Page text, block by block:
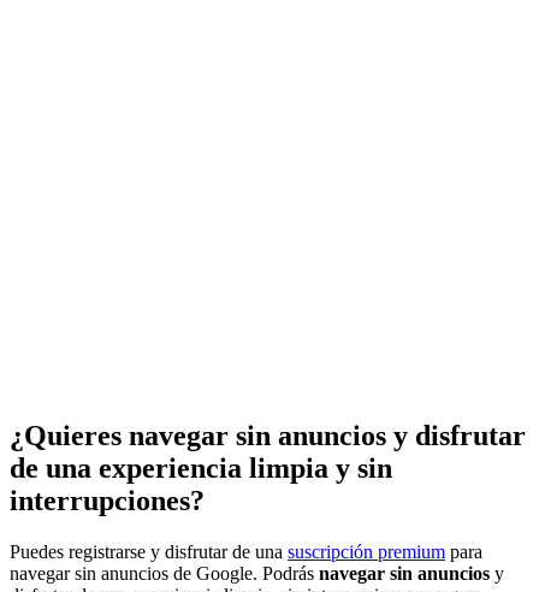
¿Quieres navegar sin anuncios y disfrutar
de una experiencia limpia y sin
interrupciones?
Puedes registrarse y disfrutar de una suscripción premium para
navegar sin anuncios de Google. Podrás navegar sin anuncios y